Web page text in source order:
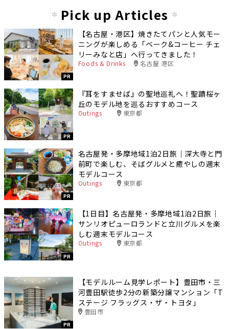
Pick up Articles
PR
【名古屋・港区】焼きたてパンと人気モー
ニングが楽しめる「ベーク&コーヒー チェ
リーみなと店」へ行ってきました！
Foods & Drinks 名古屋 港区
PR
『耳をすませば』の聖地巡礼へ！聖蹟桜ヶ
丘のモデル地を巡るおすすめコース
Outings 東京都
PR
名古屋発・多摩地域1泊2日旅｜深大寺と門
前町で楽しむ、そばグルメと癒やしの週末
モデルコース
Outings 東京都
PR
【1日目】名古屋発・多摩地域1泊2日旅｜
サンリオピューロランドと立川グルメを楽
しむ週末モデルコース
Outings 東京都
PR
【モデルルーム見学レポート】豊田市・三
河豊田駅徒歩2分の新築分譲マンション「T
ステージ フラッグス・ザ・トヨタ」
豊田市